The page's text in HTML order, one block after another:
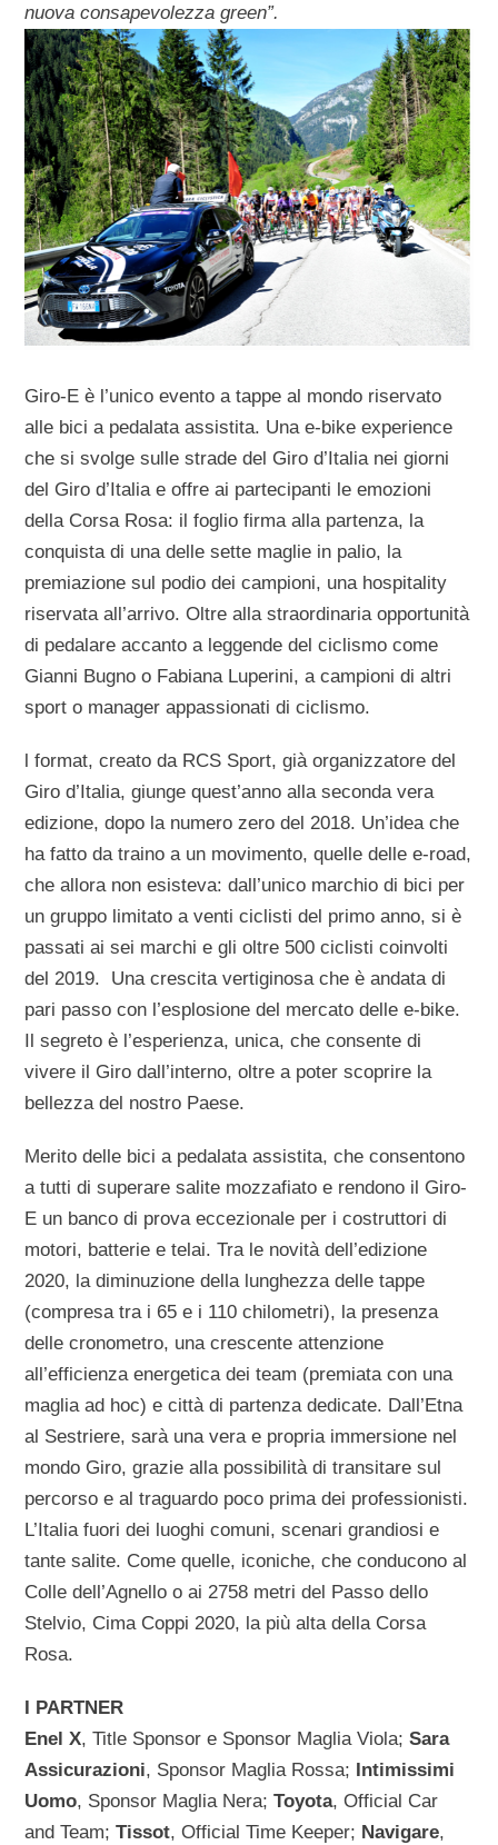
nuova consapevolezza green”.
Giro-E è l’unico evento a tappe al mondo riservato
alle bici a pedalata assistita. Una e-bike experience
che si svolge sulle strade del Giro d’Italia nei giorni
del Giro d’Italia e offre ai partecipanti le emozioni
della Corsa Rosa: il foglio firma alla partenza, la
conquista di una delle sette maglie in palio, la
premiazione sul podio dei campioni, una hospitality
riservata all’arrivo. Oltre alla straordinaria opportunità
di pedalare accanto a leggende del ciclismo come
Gianni Bugno o Fabiana Luperini, a campioni di altri
sport o manager appassionati di ciclismo.
l format, creato da RCS Sport, già organizzatore del
Giro d’Italia, giunge quest’anno alla seconda vera
edizione, dopo la numero zero del 2018. Un’idea che
ha fatto da traino a un movimento, quelle delle e-road,
che allora non esisteva: dall’unico marchio di bici per
un gruppo limitato a venti ciclisti del primo anno, si è
passati ai sei marchi e gli oltre 500 ciclisti coinvolti
del 2019. Una crescita vertiginosa che è andata di
pari passo con l’esplosione del mercato delle e-bike.
Il segreto è l’esperienza, unica, che consente di
vivere il Giro dall’interno, oltre a poter scoprire la
bellezza del nostro Paese.
Merito delle bici a pedalata assistita, che consentono
a tutti di superare salite mozzafiato e rendono il Giro-
E un banco di prova eccezionale per i costruttori di
motori, batterie e telai. Tra le novità dell’edizione
2020, la diminuzione della lunghezza delle tappe
(compresa tra i 65 e i 110 chilometri), la presenza
delle cronometro, una crescente attenzione
all’efficienza energetica dei team (premiata con una
maglia ad hoc) e città di partenza dedicate. Dall’Etna
al Sestriere, sarà una vera e propria immersione nel
mondo Giro, grazie alla possibilità di transitare sul
percorso e al traguardo poco prima dei professionisti.
L’Italia fuori dei luoghi comuni, scenari grandiosi e
tante salite. Come quelle, iconiche, che conducono al
Colle dell’Agnello o ai 2758 metri del Passo dello
Stelvio, Cima Coppi 2020, la più alta della Corsa
Rosa.
I PARTNER
Enel X, Title Sponsor e Sponsor Maglia Viola;Sara
Assicurazioni, Sponsor Maglia Rossa; Intimissimi
Uomo, Sponsor Maglia Nera;Toyota, Official Car
and Team;Tissot, Official Time Keeper; Navigare,